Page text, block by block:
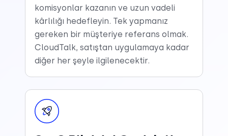
komisyonlar kazanın ve uzun vadeli
kârlılığı hedefleyin. Tek yapmanız
gereken bir müşteriye referans olmak.
CloudTalk, satıştan uygulamaya kadar
diğer her şeyle ilgilenecektir.